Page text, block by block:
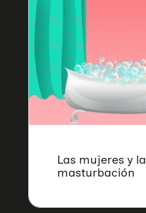
Las mujeres y la
masturbación